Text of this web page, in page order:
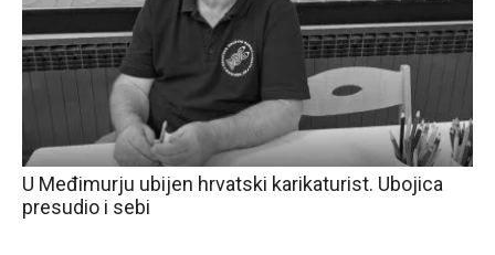
U Međimurju ubijen hrvatski karikaturist. Ubojica
presudio i sebi